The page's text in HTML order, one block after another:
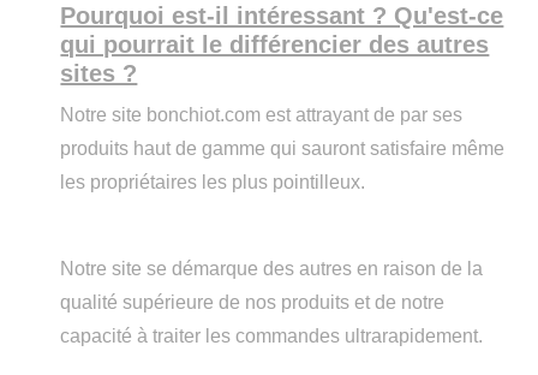
Pourquoi est-il intéressant ? Qu'est-ce
qui pourrait le différencier des autres
sites ?
Notre site bonchiot.com est attrayant de par ses
produits haut de gamme qui sauront satisfaire même
les propriétaires les plus pointilleux.
Notre site se démarque des autres en raison de la
qualité supérieure de nos produits et de notre
capacité à traiter les commandes ultrarapidement.